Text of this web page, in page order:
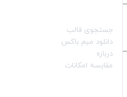
جستجوی قالب
دانلود میم باکس
درباره
مقایسه امکانات